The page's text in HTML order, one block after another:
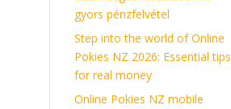
gyors pénzfelvétel
Step into the world of Online
Pokies NZ 2026: Essential tips
for real money
Online Pokies NZ mobile